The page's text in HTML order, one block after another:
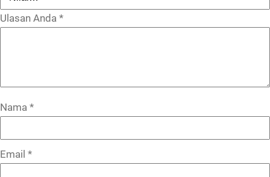
Ulasan Anda *
Nama *
Email *